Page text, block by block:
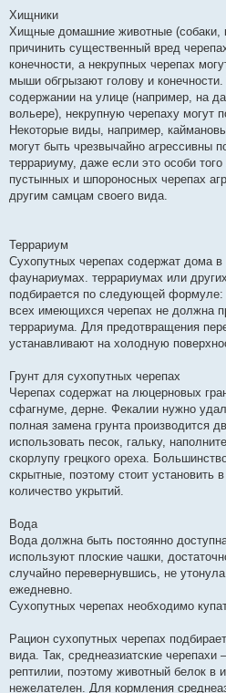
Хищники
Хищные домашние животные (собаки,
причинить существенный вред
конечности, а некрупных черепах
мыши обгрызают голову и
содержании на улице (например, на
вольере), некрупную черепаху могут
Некоторые виды, например,
могут быть чрезвычайно агрессивны
террариуму, даже если это особи
пустынных и шпороносных черепах
другим самцам своего вида.
Террариум
Сухопутных черепах содержат дома в
фаунариумах. террариумах или
подбирается по следующей формуле:
всех имеющихся черепах не должна
террариума. Для предотвращения
устанавливают на холодную
Грунт для сухопутных черепах
Черепах содержат на люцерновых
сфагнуме, дерне. Фекалии нужно
полная замена грунта производится
использовать песок, гальку,
скорлупу грецкого ореха.
скрытные, поэтому стоит установить
количество укрытий.
Вода
Вода должна быть постоянно
используют плоские чашки,
случайно перевернувшись, не
ежедневно.
Сухопутных черепах необходимо
Рацион сухопутных черепах
вида. Так, среднеазиатские
рептилии, поэтому животный белок в
нежелателен. Для кормления